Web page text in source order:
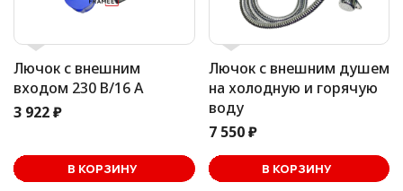
Лючок с внешним
входом 230 В/16 А
3 922 ₽
В КОРЗИНУ
Лючок с внешним душем
на холодную и горячую
воду
7 550 ₽
В КОРЗИНУ
В корзине